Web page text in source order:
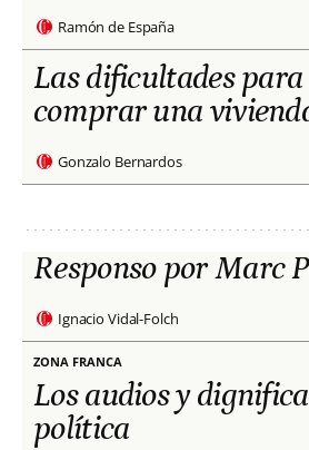
Ramón de España
Las dificultades para
comprar una
Gonzalo Bernardos
Responso por Marc
Ignacio Vidal-Folch
ZONA FRANCA
Los audios y
política